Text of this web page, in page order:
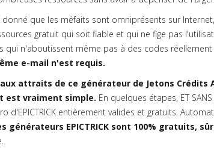
que les méfaits sont omniprésents sur
gratuit qui soit fiable et qui ne fige pas
qui n'aboutissent même pas à des codes réellement
e-mail n'est requis.
attraits de ce générateur de Jetons Crédits
est vraiment simple. En quelques étapes, ET
d'EPICTRICK entièrement valides et gratuits.
générateurs EPICTRICK sont 100% gratuits,